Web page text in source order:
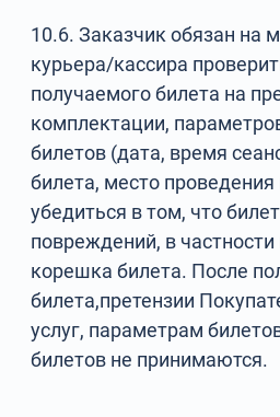
10.6. Заказчик обязан на
курьера/кассира
получаемого билета на
комплектации,
билетов (дата, время
билета, место
убедиться в том, что
повреждений, в
корешка билета. После
билета,претензии
услуг, параметрам
билетов не принимаются.